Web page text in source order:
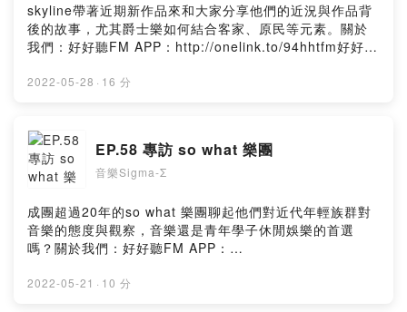
skyline帶著近期新作品來和大家分享他們的近況與作品背
後的故事，尤其爵士樂如何結合客家、原民等元素。關於
我們：好好聽FM APP：http://onelink.to/94hhtfm好好聽
https://risu.io/5lTL★贊助專用連結(綠界金流/可用信用
聽出品Powered by Firstory Hosting
2022-05-28 · 16 分
EP.58 專訪 so what 樂團
音樂Sigma-Σ
成團超過20年的so what 樂團聊起他們對近代年輕族群對
音樂的態度與觀察，音樂還是青年學子休閒娛樂的首選
嗎？關於我們：好好聽FM APP：
https://risu.io/DYKs好好聽FM YouTube：
2022-05-21 · 10 分